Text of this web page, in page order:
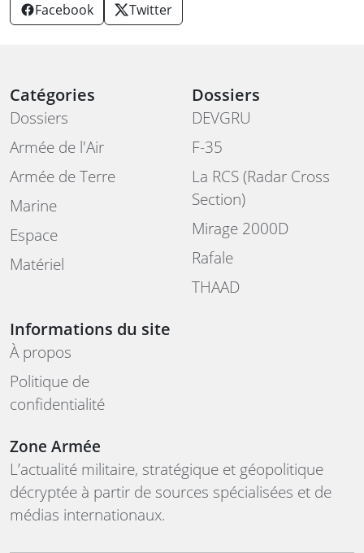
Facebook Twitter
Catégories
Dossiers
Armée de l'Air
Armée de Terre
Marine
Espace
Matériel
Dossiers
DEVGRU
F-35
La RCS (Radar Cross
Section)
Mirage 2000D
Rafale
THAAD
Informations du site
À propos
Politique de
confidentialité
Zone Armée
L’actualité militaire, stratégique et géopolitique
décryptée à partir de sources spécialisées et de
médias internationaux.